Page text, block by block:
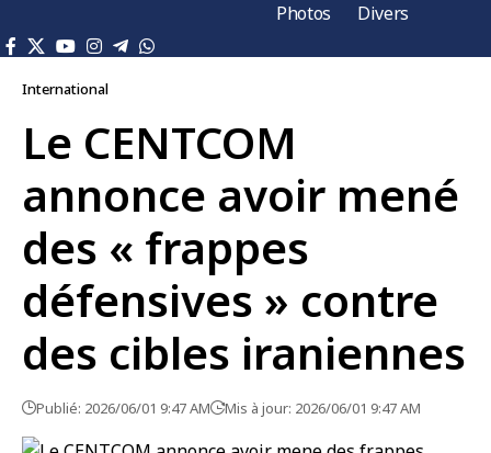
Photos
Divers
International
Le CENTCOM
annonce avoir mené
des « frappes
défensives » contre
des cibles iraniennes
Publié: 2026/06/01 9:47 AM Mis à jour: 2026/06/01 9:47 AM